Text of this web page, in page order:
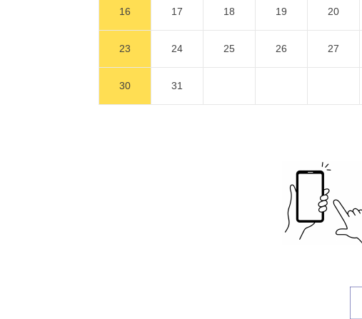
16 17 18 19 20
23 24 25 26 27
30 31